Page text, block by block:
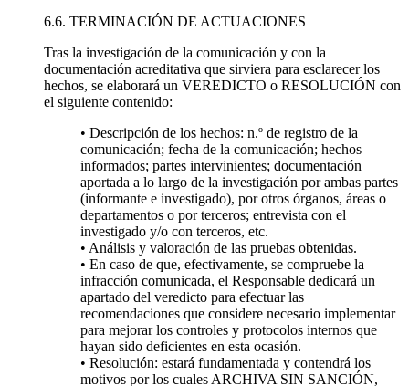
6.6. TERMINACIÓN DE ACTUACIONES
Tras la investigación de la comunicación y con la
documentación acreditativa que sirviera para esclarecer los
hechos, se elaborará un VEREDICTO o RESOLUCIÓN con
el siguiente contenido:
• Descripción de los hechos: n.º de registro de la
comunicación; fecha de la comunicación; hechos
informados; partes intervinientes; documentación
aportada a lo largo de la investigación por ambas partes
(informante e investigado), por otros órganos, áreas o
departamentos o por terceros; entrevista con el
investigado y/o con terceros, etc.
• Análisis y valoración de las pruebas obtenidas.
• En caso de que, efectivamente, se compruebe la
infracción comunicada, el Responsable dedicará un
apartado del veredicto para efectuar las
recomendaciones que considere necesario implementar
para mejorar los controles y protocolos internos que
hayan sido deficientes en esta ocasión.
• Resolución: estará fundamentada y contendrá los
motivos por los cuales ARCHIVA SIN SANCIÓN,